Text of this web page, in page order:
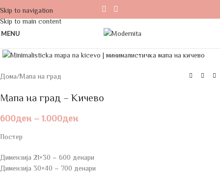
Skip to navigation
Skip to main content
MENU
Дома/Мапа на град
Мапа на град – Кичево
600ден – 1.000ден
Постер
Димензија 21×30 – 600 денари
Димензија 30×40 – 700 денари